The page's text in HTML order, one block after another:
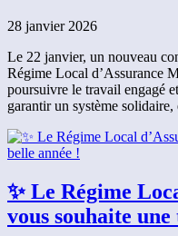
28 janvier 2026
Le 22 janvier, un nouveau
Régime Local d’Assurance
poursuivre le travail engagé
garantir un système solidaire,
✨ Le Régime
vous souhaite